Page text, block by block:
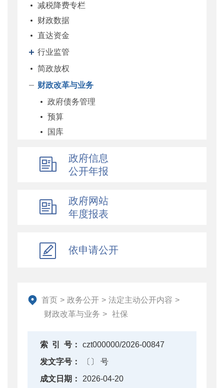
减税降费专栏
财政数据
直达资金
行业监管
简政放权
财政改革与业务
政府债务管理
预算
国库
科教和文化
农业农村
自然资源和生态环境
乡村振兴
资产监督管理
金融工作
财政内控监督
下载中心
重点领域信息公开
政府信息
公开年报
政府网站
年度报表
依申请公开
首页 > 政务公开 > 法定主动公开内容 >
财政改革与业务 > 社保
索 引 号：
czt000000/2026-00847
发文字号：
〔〕 号
成文日期：
2026-04-20